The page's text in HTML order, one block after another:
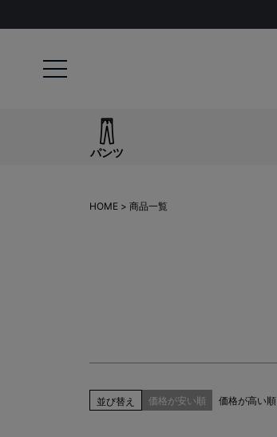
パンツ
HOME 商品一覧
指定なし
並び替え 価格が安い順 価格が高い順